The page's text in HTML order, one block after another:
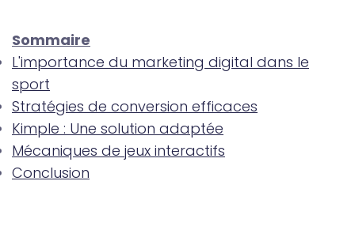
Sommaire
L'importance du marketing digital dans le
sport
Stratégies de conversion efficaces
Kimple : Une solution adaptée
Mécaniques de jeux interactifs
Conclusion